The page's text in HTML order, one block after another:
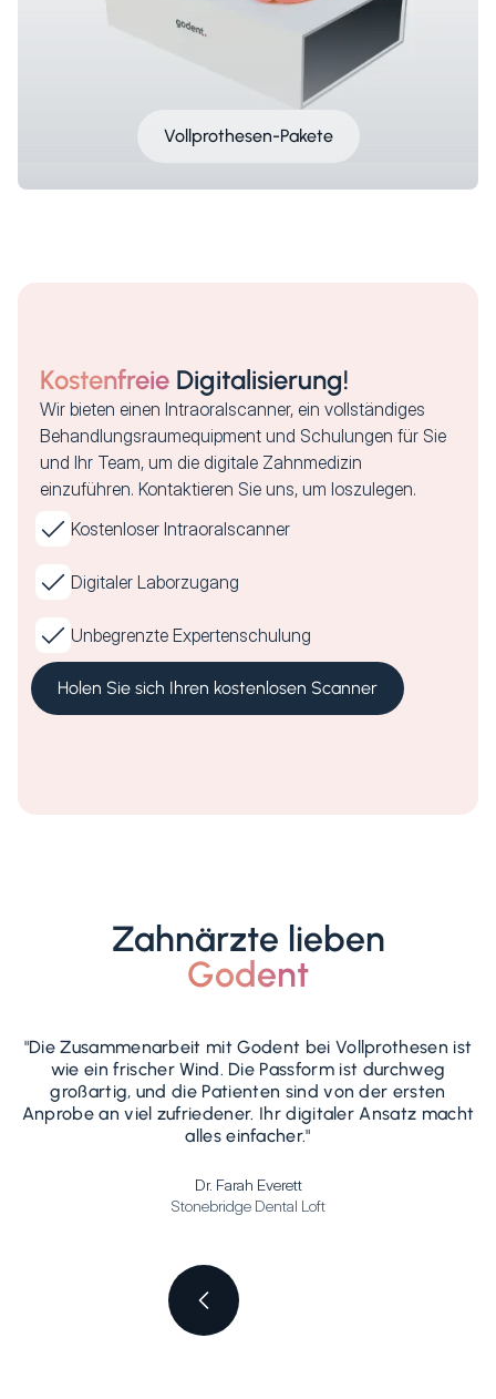
Vollprothesen-Pakete
Kostenfreie Digitalisierung!
Wir bieten einen Intraoralscanner, ein vollständiges
Behandlungsraumequipment und Schulungen für Sie
und Ihr Team, um die digitale Zahnmedizin
einzuführen. Kontaktieren Sie uns, um loszulegen.
Kostenloser Intraoralscanner
Digitaler Laborzugang
Unbegrenzte Expertenschulung
Holen Sie sich Ihren kostenlosen Scanner
Zahnärzte lieben
Godent
"Die Zusammenarbeit mit Godent bei Vollprothesen ist
wie ein frischer Wind. Die Passform ist durchweg
großartig, und die Patienten sind von der ersten
Anprobe an viel zufriedener. Ihr digitaler Ansatz macht
alles einfacher."
Dr. Farah Everett
Stonebridge Dental Loft